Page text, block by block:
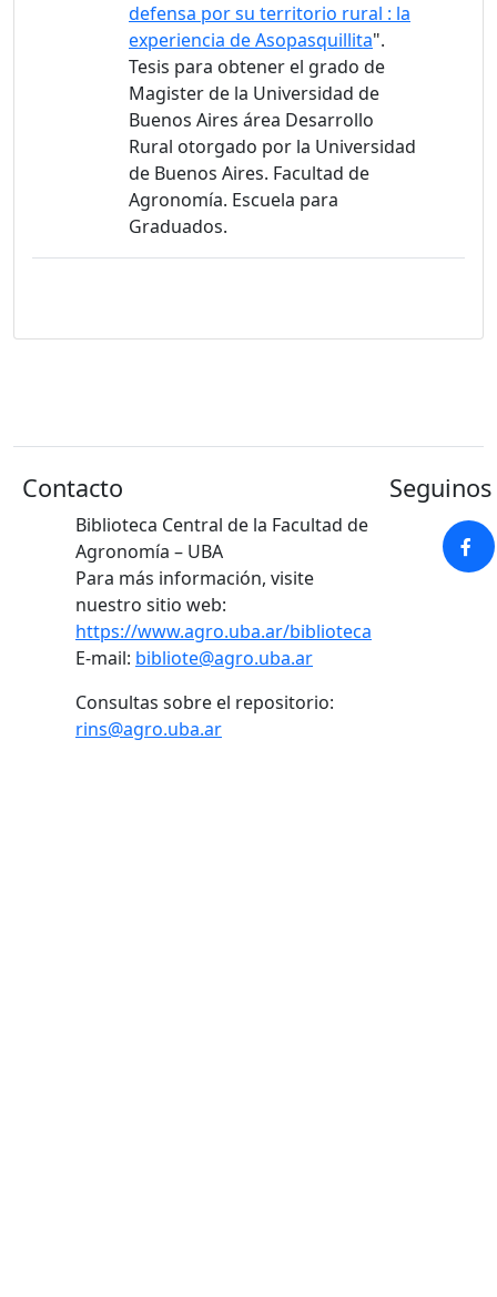
defensa por su territorio rural : la
experiencia de Asopasquillita".
Tesis para obtener el grado de
Magister de la Universidad de
Buenos Aires área Desarrollo
Rural otorgado por la Universidad
de Buenos Aires. Facultad de
Agronomía. Escuela para
Graduados.
Contacto
Biblioteca Central de la Facultad de
Agronomía – UBA
Para más información, visite
nuestro sitio web:
https://www.agro.uba.ar/biblioteca
E-mail: bibliote@agro.uba.ar
Consultas sobre el repositorio:
rins@agro.uba.ar